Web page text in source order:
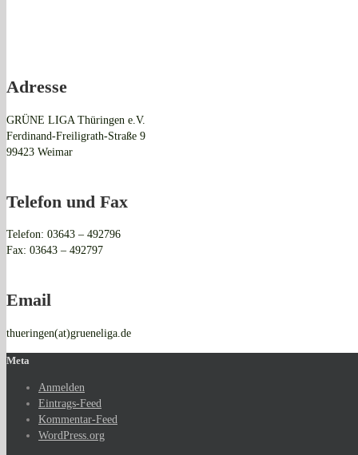
Adresse
GRÜNE LIGA Thüringen e.V.
Ferdinand-Freiligrath-Straße 9
99423 Weimar
Telefon und Fax
Telefon: 03643 – 492796
Fax: 03643 – 492797
Email
thueringen(at)grueneliga.de
Meta
Anmelden
Eintrags-Feed
Kommentar-Feed
WordPress.org